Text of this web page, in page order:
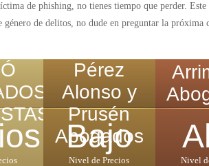
de phishing, no tienes tiempo que perder.
género de delitos, no dude en preguntar la
Pérez
Alonso y
Prusén
Abogados
Bajo
Nivel de Precios Nivel